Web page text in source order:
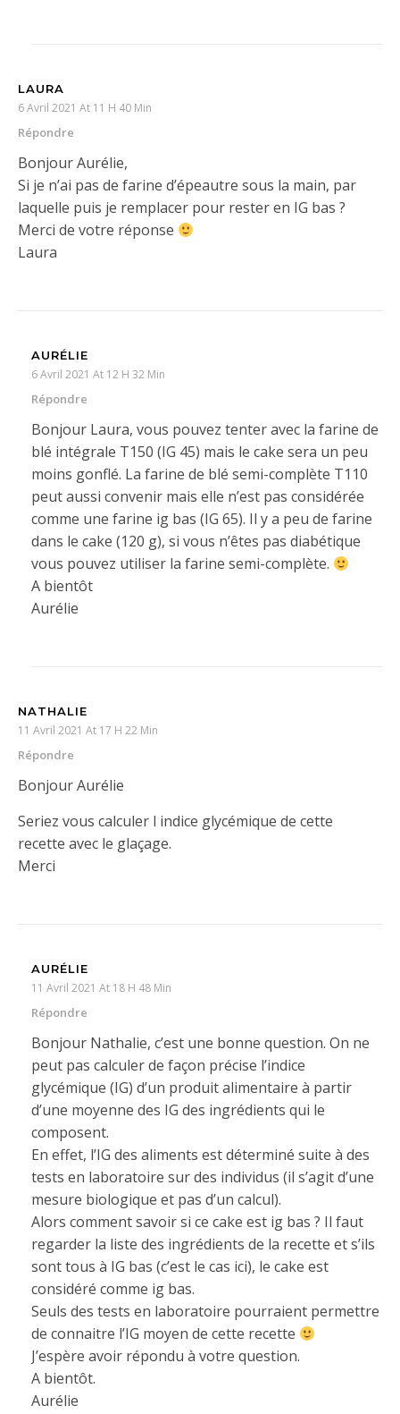
LAURA
6 Avril 2021 At 11 H 40 Min
Répondre
Bonjour Aurélie,
Si je n’ai pas de farine d’épeautre sous la main, par
laquelle puis je remplacer pour rester en IG bas ?
Merci de votre réponse
Laura
AURÉLIE
6 Avril 2021 At 12 H 32 Min
Répondre
Bonjour Laura, vous pouvez tenter avec la farine de
blé intégrale T150 (IG 45) mais le cake sera un peu
moins gonflé. La farine de blé semi-complète T110
peut aussi convenir mais elle n’est pas considérée
comme une farine ig bas (IG 65). Il y a peu de farine
dans le cake (120 g), si vous n’êtes pas diabétique
vous pouvez utiliser la farine semi-complète.
A bientôt
Aurélie
NATHALIE
11 Avril 2021 At 17 H 22 Min
Répondre
Bonjour Aurélie
Seriez vous calculer l indice glycémique de cette
recette avec le glaçage.
Merci
AURÉLIE
11 Avril 2021 At 18 H 48 Min
Répondre
Bonjour Nathalie, c’est une bonne question. On ne
peut pas calculer de façon précise l’indice
glycémique (IG) d’un produit alimentaire à partir
d’une moyenne des IG des ingrédients qui le
composent.
En effet, l’IG des aliments est déterminé suite à des
tests en laboratoire sur des individus (il s’agit d’une
mesure biologique et pas d’un calcul).
Alors comment savoir si ce cake est ig bas ? Il faut
regarder la liste des ingrédients de la recette et s’ils
sont tous à IG bas (c’est le cas ici), le cake est
considéré comme ig bas.
Seuls des tests en laboratoire pourraient permettre
de connaitre l’IG moyen de cette recette
J’espère avoir répondu à votre question.
A bientôt.
Aurélie